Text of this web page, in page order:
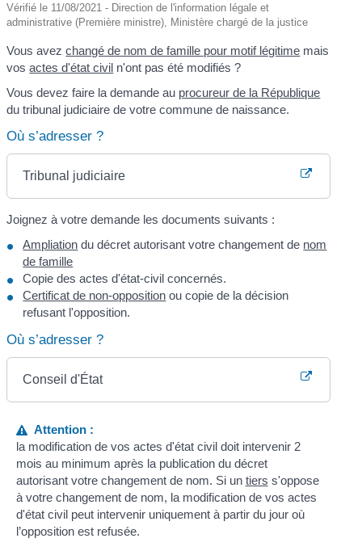
Vérifié le 11/08/2021 - Direction de l'information légale et
administrative (Première ministre), Ministère chargé de la justice
Vous avezchangé de nom de famille pour motif légitime mais
vosactes d'état civil n'ont pas été modifiés ?
Vous devez faire la demande au procureur de la République
du tribunal judiciaire de votre commune de naissance.
Où s’adresser ?
Tribunal judiciaire
Joignez à votre demande les documents suivants :
Ampliation du décret autorisant votre changement de nom
de famille
Copie des actes d'état-civil concernés.
Certificat de non-opposition ou copie de la décision
refusant l'opposition.
Où s’adresser ?
Conseil d'État
Attention :
la modification de vos actes d'état civil doit intervenir 2
mois au minimum après la publication du décret
autorisant votre changement de nom. Si un tiers s'oppose
à votre changement de nom, la modification de vos actes
d'état civil peut intervenir uniquement à partir du jour où
l’opposition est refusée.